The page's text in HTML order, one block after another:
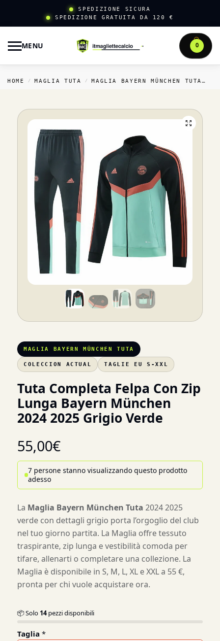
SPEDIZIONE SICURA
SPEDIZIONE GRATUITA DA 120 €
MENU 0
HOME / MAGLIA TUTA / MAGLIA BAYERN MÜNCHEN TUTA
MAGLIA BAYERN MÜNCHEN TUTA
COLECCION ACTUAL TAGLIE EU S-XXL
Tuta Completa Felpa Con Zip
Lunga Bayern München
2024 2025 Grigio Verde
55,00€
7 persone stanno visualizzando questo prodotto
adesso
La Maglia Bayern München Tuta 2024 2025
verde con dettagli grigio porta l’orgoglio del club
nel tuo giorno partita. La Maglia offre tessuto
traspirante, zip lunga e vestibilità comoda per
tifare, allenarti o completare una collezione. La
Maglia è disponibile in S, M, L, XL e XXL a 55 €,
pronta per chi vuole acquistare ora.
📦 Solo 14pezzi disponibili
Taglia *